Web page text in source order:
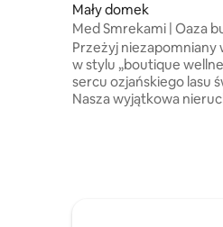
Mały domek
Med Smrekami | Oaza
wellness i SPA
Przeżyj niezapomniany
w stylu „boutique
sercu ozjańskiego lasu
Nasza wyjątkowa
w romantycznym